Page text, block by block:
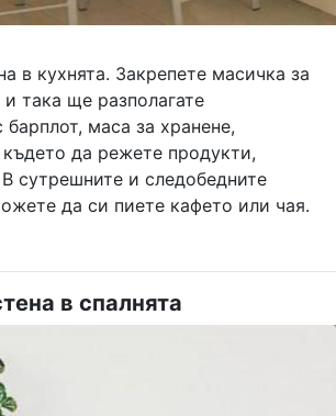
в кухнята. Закрепете масичка за
и така ще разполагате
маса за хранене,
да режете продукти,
В сутрешните и следобедните
да си пиете кафето или чая.
в спалнята